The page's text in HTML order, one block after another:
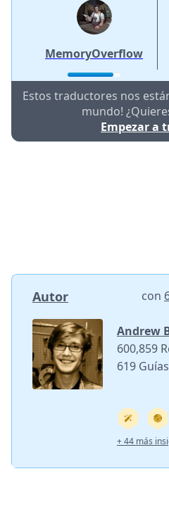
MemoryOverflow
Estos traductores nos
mundo!
Empezar a
Autor con
Andrew
600,859
619
+ 44 más